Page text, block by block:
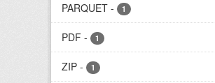
PARQUET - 1
PDF - 1
ZIP - 1